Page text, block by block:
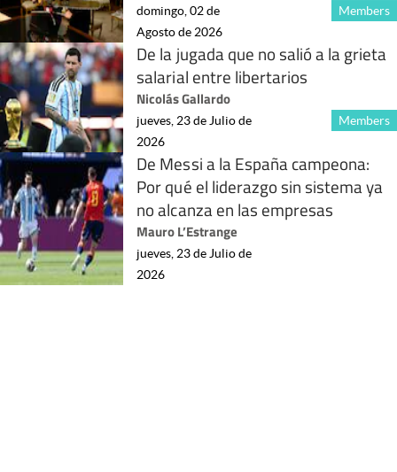
Members
domingo, 02 de
Agosto de 2026
De la jugada que no salió a la grieta
salarial entre libertarios
Nicolás Gallardo
Members
jueves, 23 de Julio de
2026
De Messi a la España campeona:
Por qué el liderazgo sin sistema ya
no alcanza en las empresas
Mauro L’Estrange
jueves, 23 de Julio de
2026